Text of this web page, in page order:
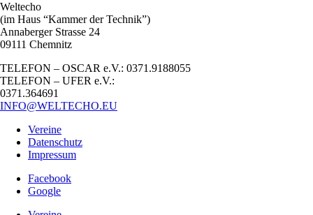
Weltecho
(im Haus “Kammer der Technik”)
Annaberger Strasse 24
09111 Chemnitz
TELEFON – OSCAR e.V.: 0371.9188055
TELEFON – UFER e.V.:
0371.364691
INFO@WELTECHO.EU
Vereine
Datenschutz
Impressum
Facebook
Google